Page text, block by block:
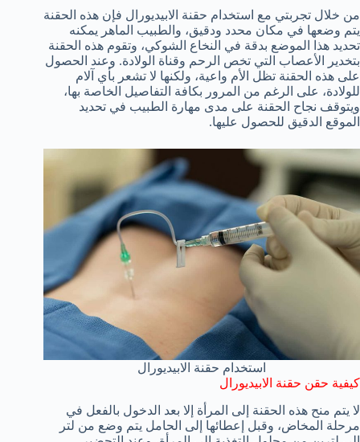
من خلال تجربتي مع استخدام حقنة الابيديورال فإن هذه الحقنة
يتم وضعها في مكان محدد ودقيق، والطبيب الماهر يمكنه
تحديد هذا الموضع بدقة في النخاع الشوكي، وتقوم هذه الحقنة
بتخدير الأعصاب التي تخص الرحم وقناة الولادة. وعند الحصول
على هذه الحقنة تظل الأم واعية، ولكنها لا تشعر بأي آلام
للولادة، على الرغم من المرور بكافة التفاصيل الخاصة بها،
ويتوقف نجاح الحقنة على مدى مهارة الطبيب في تحديد
الموقع الدقيق للحصول عليها.
استخدام حقنة الابيديورال
كيفية حقن حقنة الابيديورال
لا يتم منح هذه الحقنة إلى المرأة إلا بعد الدخول بالفعل في
مرحلة المخاض، وقبل إعطائها إلى الحامل يتم وضع من لتر